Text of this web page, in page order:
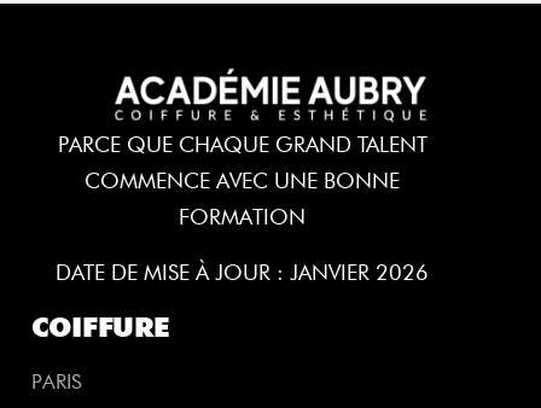
PARCE QUE CHAQUE GRAND TALENT
COMMENCE AVEC UNE BONNE
FORMATION
DATE DE MISE À JOUR : JANVIER 2026
COIFFURE
PARIS